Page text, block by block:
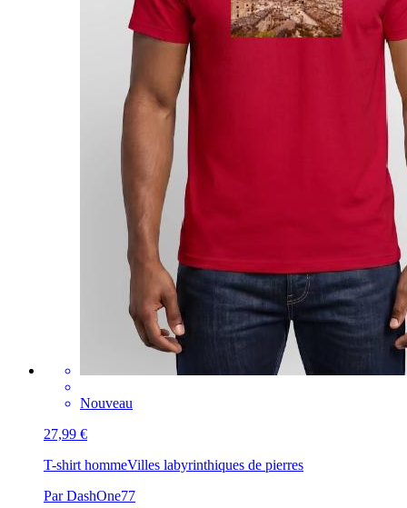
Nouveau
27,99 €
T-shirt hommeVilles labyrinthiques de pierres
Par DashOne77